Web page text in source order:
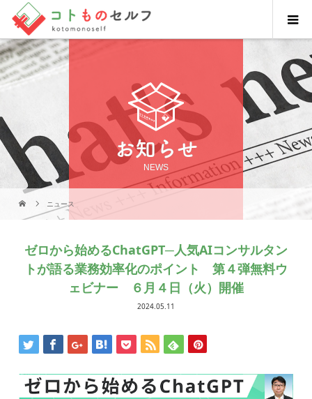
お知らせ
NEWS
ニュース
ゼロから始めるChatGPT─人気AIコンサルタン
トが語る業務効率化のポイント​​​​​​​​​​ 第４弾無料ウ
ェビナー ６月４日（火）開催
2024.05.11